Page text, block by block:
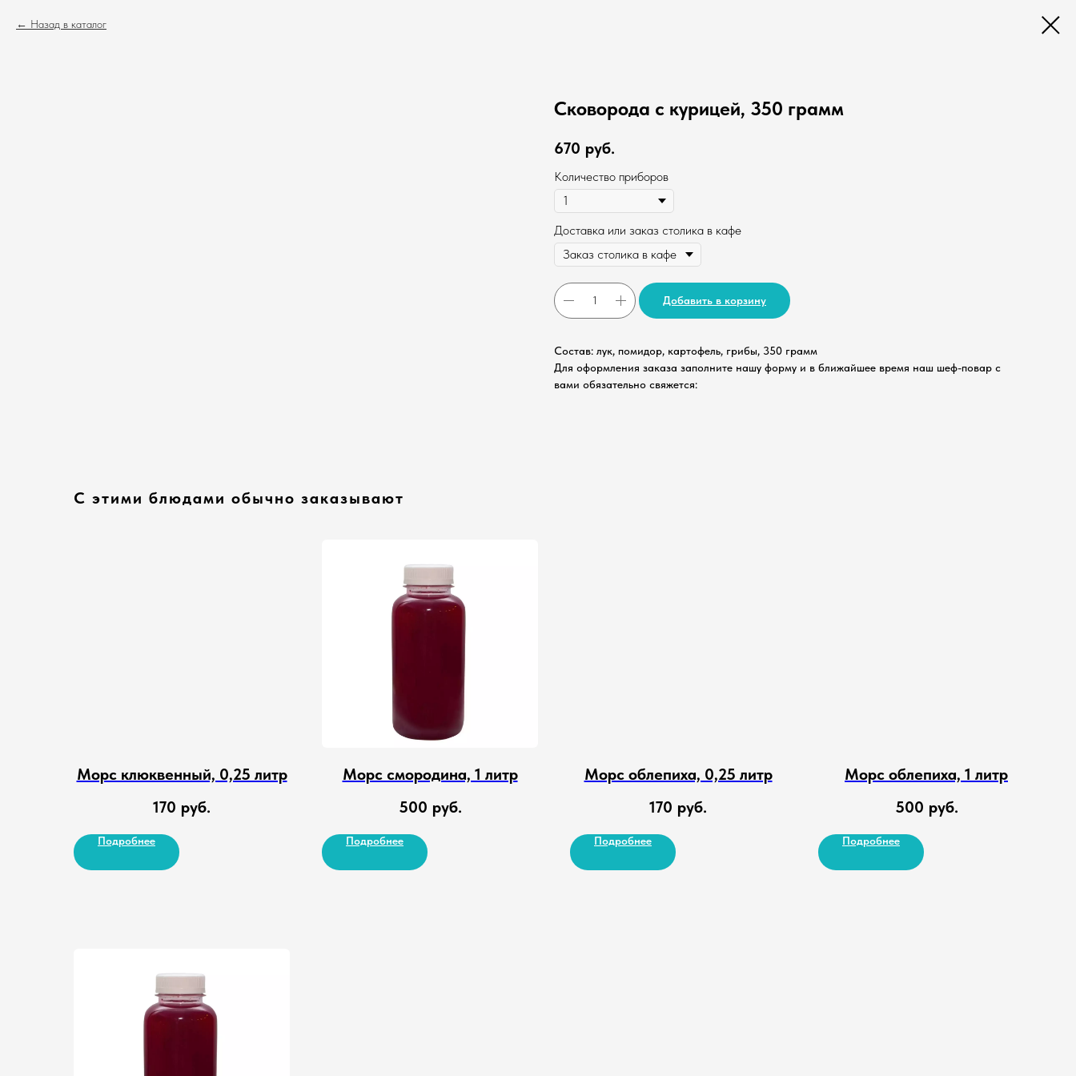
Назад в каталог
Сковорода с курицей, 350 грамм
670 руб.
Количество приборов
Доставка или заказ столика в кафе
Добавить в корзину
Состав: лук, помидор, картофель, грибы, 350 грамм
Для оформления заказа заполните нашу форму и в ближайшее время наш шеф-повар с
вами обязательно свяжется:
С этими блюдами обычно заказывают
Морс клюквенный, 0,25 литр
170 руб.
Подробнее
Морс смородина, 1 литр
500 руб.
Подробнее
Морс облепиха, 0,25 литр
170 руб.
Подробнее
Морс облепиха, 1 литр
500 руб.
Подробнее